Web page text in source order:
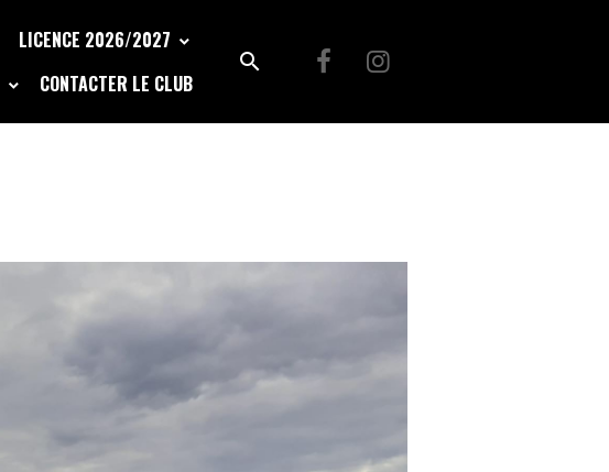
LICENCE 2026/2027
CONTACTER LE CLUB